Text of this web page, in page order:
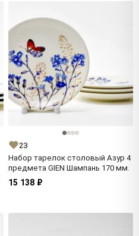
23
Набор тарелок столовый Азур 4
предмета GIEN Шампань 170 мм.
15 138 ₽